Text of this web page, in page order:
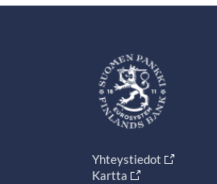
Yhteystiedot
Kartta